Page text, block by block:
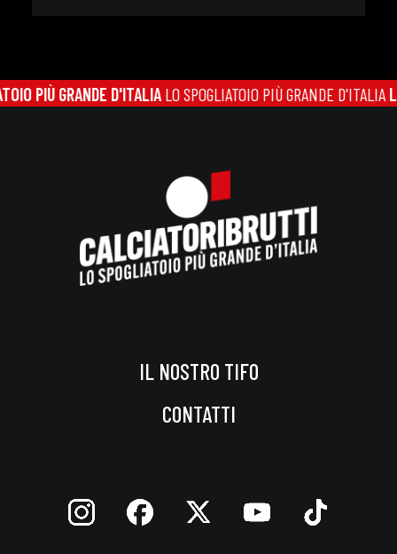
PIÙ GRANDE D'ITALIALO SPOGLIATOIO PIÙ GRANDE D'ITALIALO
IL NOSTRO TIFO
CONTATTI